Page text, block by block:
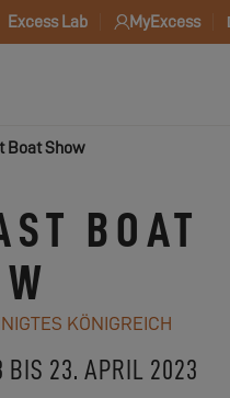
Excess Lab MyExcess
Boat Show
BOAT
KÖNIGREICH
BIS 23. APRIL 2023